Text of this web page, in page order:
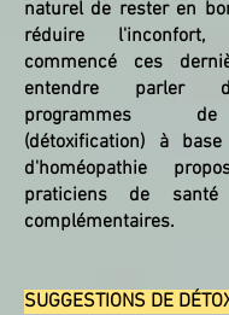
naturel de rester en
réduire
commencé ces
entendre parler
programmes
(détoxification) à
d'homéopathie
praticiens de
complémentaires.
SUGGESTIONS DE